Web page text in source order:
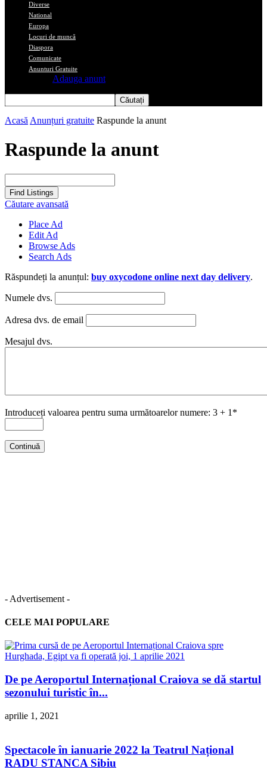
Diverse
National
Europa
Locuri de muncă
Diaspora
Comunicate
Anunturi Gratuite
Adauga anunt
Acasă Anunțuri gratuite Raspunde la anunt
Raspunde la anunt
Căutare avansată
Place Ad
Edit Ad
Browse Ads
Search Ads
Răspundeți la anunțul: buy oxycodone online next day delivery.
Numele dvs.
Adresa dvs. de email
Mesajul dvs.
Introduceți valoarea pentru suma următoarelor numere: 3 + 1*
- Advertisement -
CELE MAI POPULARE
De pe Aeroportul Internațional Craiova se dă startul
sezonului turistic în...
aprilie 1, 2021
Spectacole în ianuarie 2022 la Teatrul Național
RADU STANCA Sibiu